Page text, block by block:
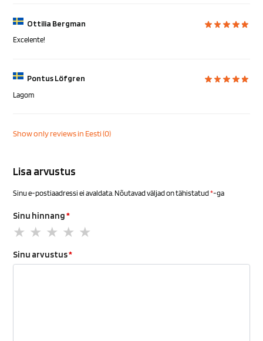
Ottilia Bergman
Excelente!
Pontus Löfgren
Lagom
Show only reviews in Eesti (0)
Lisa arvustus
Sinu e-postiaadressi ei avaldata. Nõutavad väljad on tähistatud*-ga
Sinu hinnang*
Sinu arvustus*